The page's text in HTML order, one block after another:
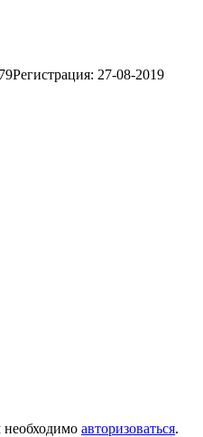
Регистрация: 27-08-2019
необходимо авторизоваться.